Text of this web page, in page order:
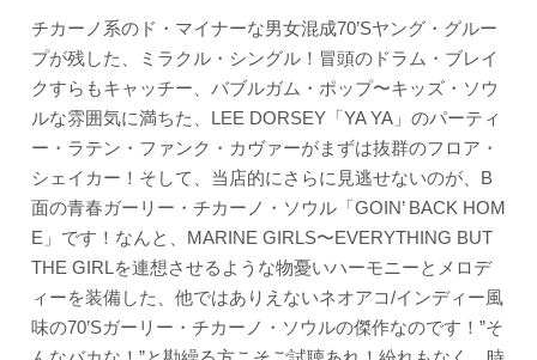
チカーノ系のド・マイナーな男女混成70’Sヤング・グルー
プが残した、ミラクル・シングル！冒頭のドラム・ブレイ
クすらもキャッチー、バブルガム・ポップ〜キッズ・ソウ
ルな雰囲気に満ちた、LEE DORSEY「YA YA」のパーティ
ー・ラテン・ファンク・カヴァーがまずは抜群のフロア・
シェイカー！そして、当店的にさらに見逃せないのが、B
面の青春ガーリー・チカーノ・ソウル「GOIN’ BACK HOM
E」です！なんと、MARINE GIRLS〜EVERYTHING BUT
THE GIRLを連想させるような物憂いハーモニーとメロデ
ィーを装備した、他ではありえないネオアコ/インディー風
味の70’Sガーリー・チカーノ・ソウルの傑作なのです！”そ